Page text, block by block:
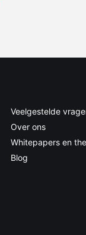
Veelgestelde
Over ons
Whitepapers en
Blog